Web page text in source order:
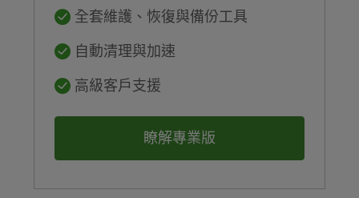
全套維護、恢復與備份工具
自動清理與加速
高級客戶支援
瞭解專業版